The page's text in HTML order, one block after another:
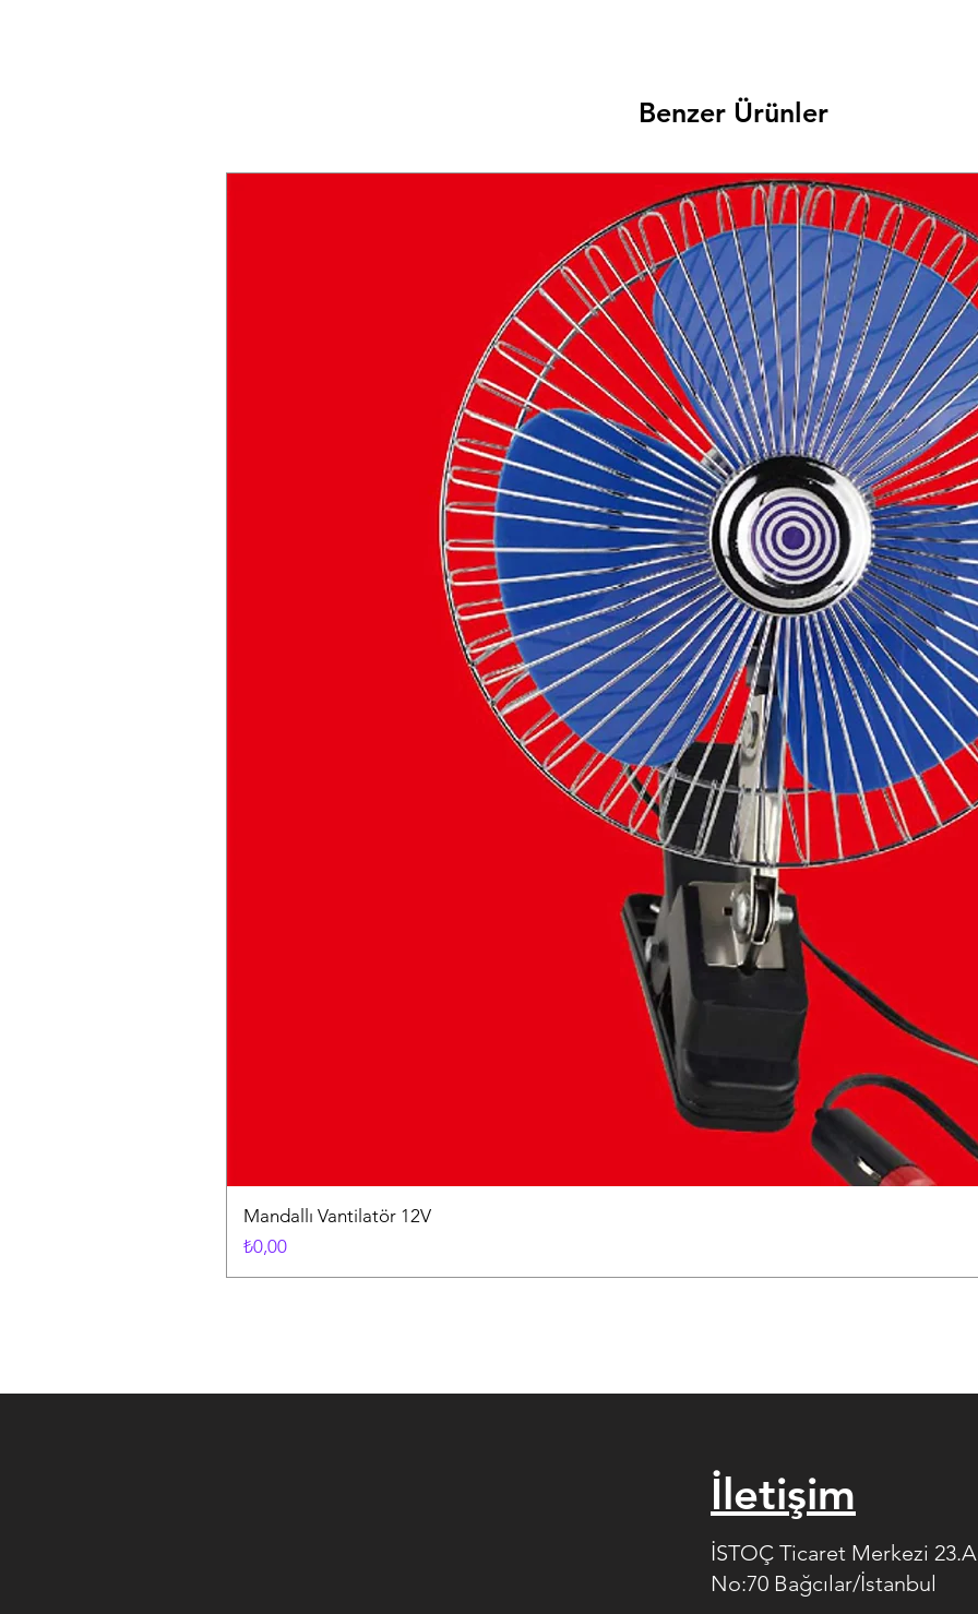
Benzer Ürünler
Mandallı Vantilatör 12V
Fiyat
₺0,00
İletişim
İSTOÇ Ticaret Merkezi
No:70 Bağcılar/İstanbul